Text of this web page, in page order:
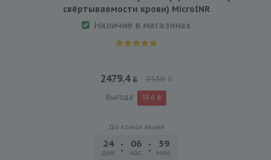
свёртываемости крови) MicroINR
Наличие в магазинах
2479.4 2530
Выгода 50.6
До конца акции
24
дня
06
час.
59
мин.